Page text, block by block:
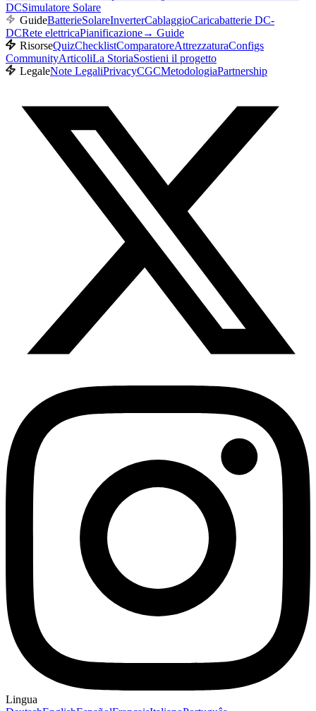
DCSimulatore Solare
GuideBatterieSolareInverterCablaggioCaricabatterie DC-
DCRete elettricaPianificazione→ Guide
RisorseQuizChecklistComparatoreAttrezzaturaConfigs
CommunityArticoliLa StoriaSostieni il progetto
LegaleNote LegaliPrivacyCGCMetodologiaPartnership
Lingua